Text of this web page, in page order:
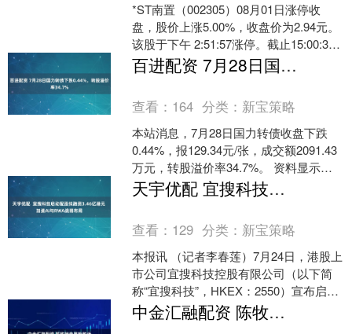
*ST南置（002305）08月01日涨停收
盘，股价上涨5.00%，收盘价为2.94元。
该股于下午 2:51:57涨停。截止15:00:31
未打开涨停，封住涨....
百进配资 7月28日国力转债下跌0.44%，转股溢价率34.7%
查看： 164 分类： 新宝策略
本站消息，7月28日国力转债收盘下跌
0.44%，报129.34元/张，成交额2091.43
万元，转股溢价率34.7%。 资料显示，
国力转债信用级别为“A+”，债....
天宇优配 宜搜科技启动配股拟融资3.46亿港元 加速AI与RWA战略布局
查看： 129 分类： 新宝策略
本报讯 （记者李春莲）7月24日，港股上
市公司宜搜科技控股有限公司（以下简
称“宜搜科技”，HKEX：2550）宣布启动
配股融资计划，拟募资3.46亿港元。此举
旨....
中金汇融配资 陈牧驰告黑粉胜诉